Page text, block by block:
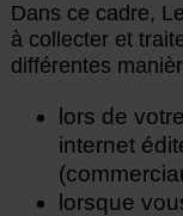
Dans ce cadre,
à collecter et
différentes
lors de
internet
lorsque